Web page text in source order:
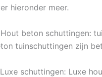
hieronder meer.
beton schuttingen:
tuinschuttingen zijn
schuttingen: Luxe